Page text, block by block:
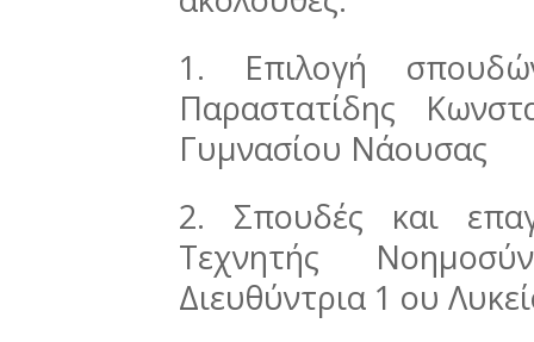
1. Επιλογή
Παραστατίδης
Γυμνασίου Νάουσας
2. Σπουδές και
Τεχνητής
Διευθύντρια 1 ου